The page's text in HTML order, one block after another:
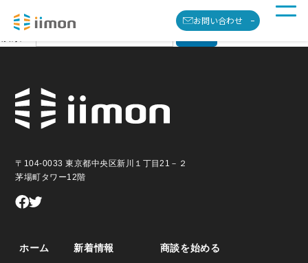
お問い合わせ
こちらには何もありません。検索をお試しください。
〒104-0033 東京都中央区新川１丁目21－２
茅場町タワー12階
ホーム 新着情報 商談を始める